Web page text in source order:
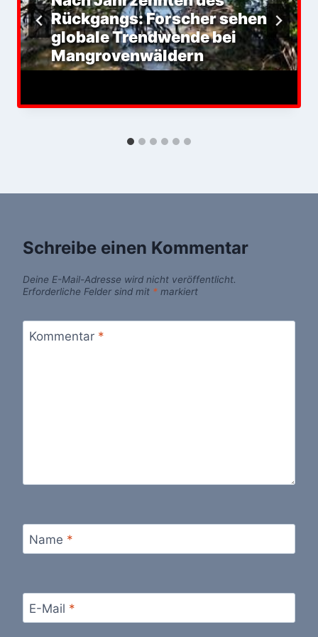
Rückgangs: Forscher sehen
globale Trendwende bei
Mangrovenwäldern
Schreibe einen Kommentar
Deine E-Mail-Adresse wird nicht veröffentlicht.
Erforderliche Felder sind mit * markiert
Kommentar *
Name *
E-Mail *